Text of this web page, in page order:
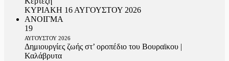
ΚΥΡΙΑΚΗ 16 ΑΥΓΟΥΣΤΟΥ 2026
ΑΝΟΙΓΜΑ
19
ΑΥΓΟΥΣΤΟΥ 2026
Δημιουργίες ζωής στ’ οροπέδιο του Βουραϊκου |
Καλάβρυτα